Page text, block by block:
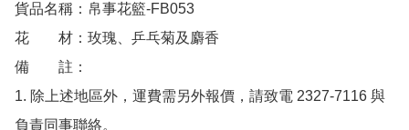
貨品名稱：帛事花籃-FB053
花　　材：玫瑰、乒乓菊及麝香
備　　註：
1. 除上述地區外，運費需另外報價，請致電 2327-7116 與